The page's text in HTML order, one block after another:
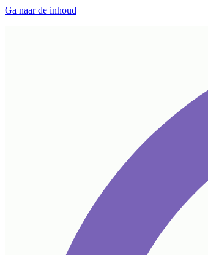
Ga naar de inhoud